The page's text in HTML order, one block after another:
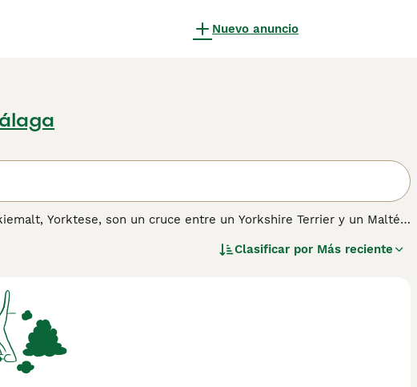
Nuevo anuncio
Yorktese, son un cruce entre un Yorkshire Terrier y un Maltés.
humana. Sin embargo, son más adecuados para hogares donde
Clasificar por Más reciente